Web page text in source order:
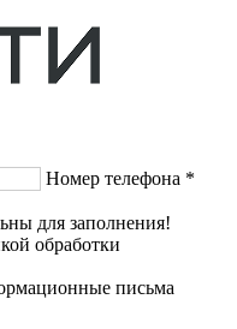
Номер телефона *
для заполнения!
обработки
письма